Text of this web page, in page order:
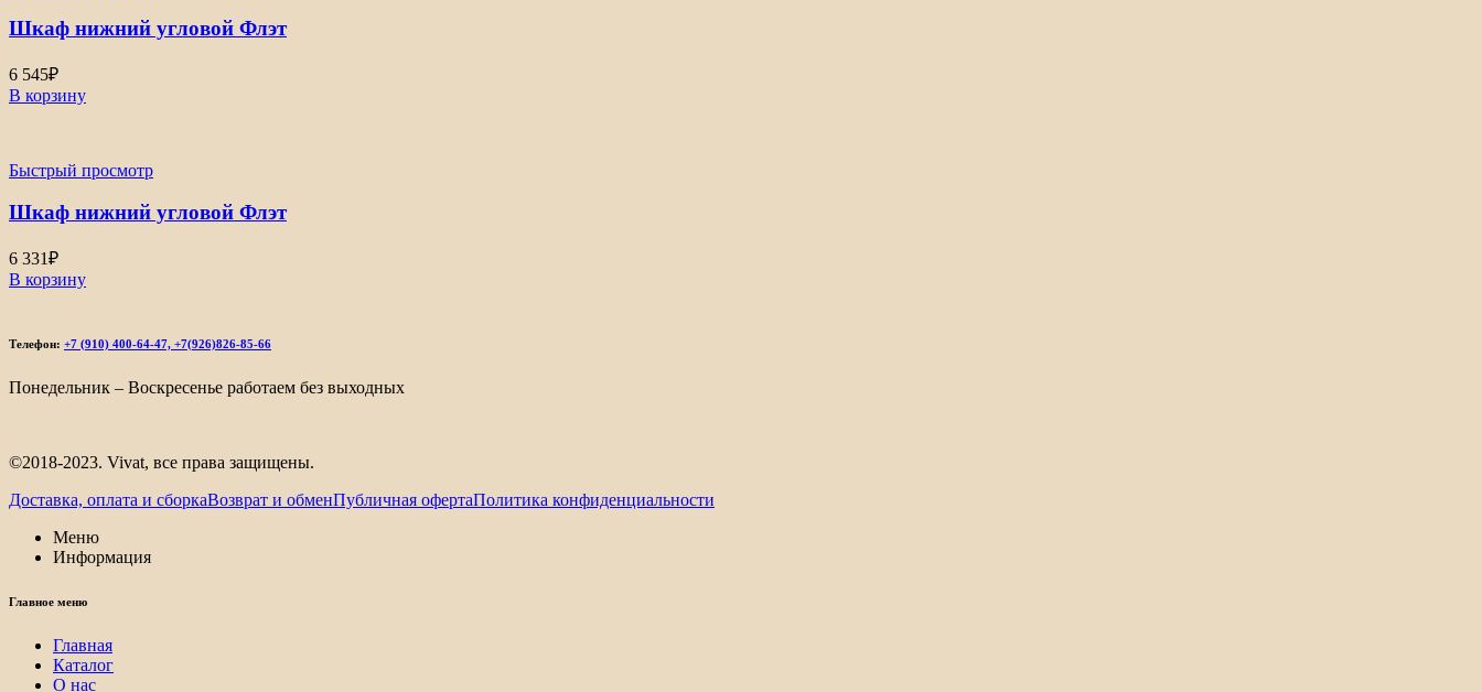
Шкаф нижний угловой Флэт
6 545₽
В корзину
Быстрый просмотр
Шкаф нижний угловой Флэт
6 331₽
В корзину
Телефон: +7 (910) 400-64-47, +7(926)826-85-66
Понедельник – Воскресенье работаем без выходных
©2018-2023. Vivat, все права защищены.
Доставка, оплата и сборкаВозврат и обменПубличная офертаПолитика конфиденциальности
Меню
Информация
Главное меню
Главная
Каталог
О нас